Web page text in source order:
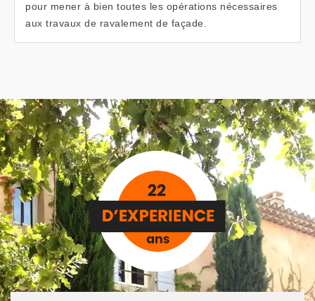
pour mener à bien toutes les opérations nécessaires
aux travaux de ravalement de façade.